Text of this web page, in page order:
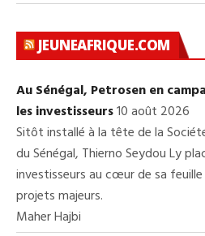
JEUNEAFRIQUE.COM
Au Sénégal, Petrosen en
les investisseurs10 août 2026
Sitôt installé à la tête de la
du Sénégal, Thierno Seydou Ly
investisseurs au cœur de sa
projets majeurs.
Maher Hajbi